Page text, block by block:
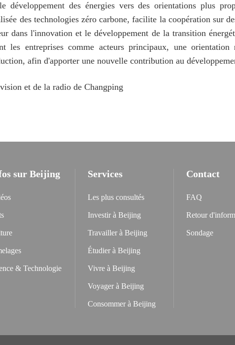
développement des énergies vers des orientations plus
des technologies zéro carbone, facilite la coopération sur
dans l'innovation et le développement de la transition
les entreprises comme acteurs principaux, une
afin d'apporter une nouvelle contribution au
et de la radio de Changping
sur Beijing
& Technologie
Services
Les plus consultés
Investir à Beijing
Travailler à Beijing
Étudier à Beijing
Vivre à Beijing
Voyager à Beijing
Consommer à Beijing
Contact
FAQ
Retour
Sondage